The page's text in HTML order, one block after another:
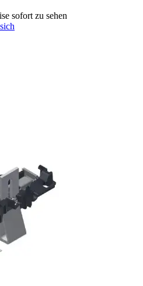
sofort zu sehen